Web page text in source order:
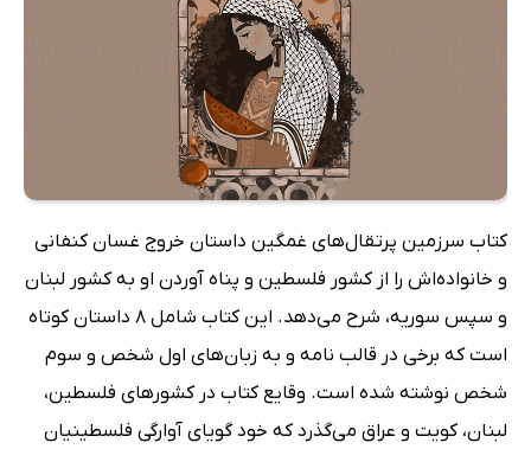
کتاب سرزمین پرتقال‌های غمگین داستان خروج غسان کنفانی
و خانواده‌اش را از کشور فلسطین و پناه آوردن او به کشور لبنان
و سپس سوریه، شرح می‌دهد. این کتاب شامل 8 داستان کوتاه
است که برخی در قالب نامه و به زبان‌های اول شخص و سوم
شخص نوشته شده است. وقایع کتاب در کشورهای فلسطین،
لبنان، کویت و عراق می‌گذرد که خود گویای آوارگی فلسطینیان